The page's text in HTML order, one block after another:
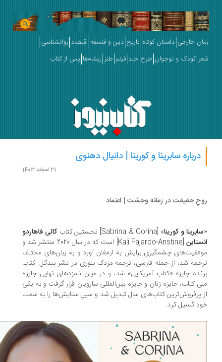
خارجی داستان کوتاه تاریخ دین و فلسفه اقتصاد روانشناسی
کودک و نوجوان طرح جلد فیلم طنز ریشه‌ها پس از کتاب
درباره سابرینا و کورینا | دانیال دهنوی
حقیقت در زمانه وحشت | اعتماد
سابرینا و کورینا» [Sabrina & Corina] نخستین کتاب
کالی فاهاردو
[Kali Fajardo-Anstine] است که در سال 2020 منتشر شد و
چشمگیری برایش به ارمغان آورد و به زبان‌های مختلف
شد، از جمله فارسی، ترجمه مزدک بلوری در نشر بیدگل. کتاب
جایزه «کتاب آمریکایی» شد، و در میان نامزدهای نهایی جایزه
کتاب، جایزه زنان و جایزه بین‌المللی سارویان قرار گرفت و به یکی
پرفروش‌ترین کتاب‌های سال تبدیل شد و سیلِ ستایش‌ها را به سمت
گسیل کرد.